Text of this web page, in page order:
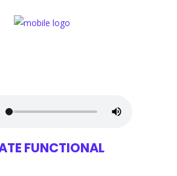
FUNCTIONAL